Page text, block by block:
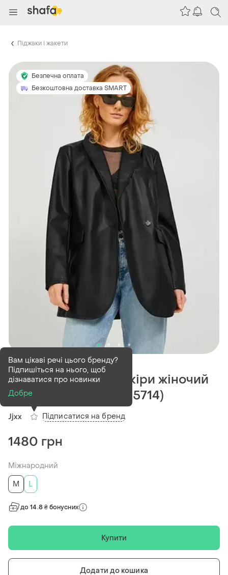
Піджаки і жакети
Безпечна оплата
Безкоштовна доставка SMART
В наявності4 шт
Піджак зі штучної шкіри жіночий
jjxx m l чорний (12345714)
Jjxx
Вам цікаві речі цього бренду?
Підпишіться на нього, щоб
дізнаватися про новинки
Добре
Підписатися на бренд
1480 грн
Міжнародний
M
L
до 14.8 ₴ бонусних
Купити
Додати до кошика